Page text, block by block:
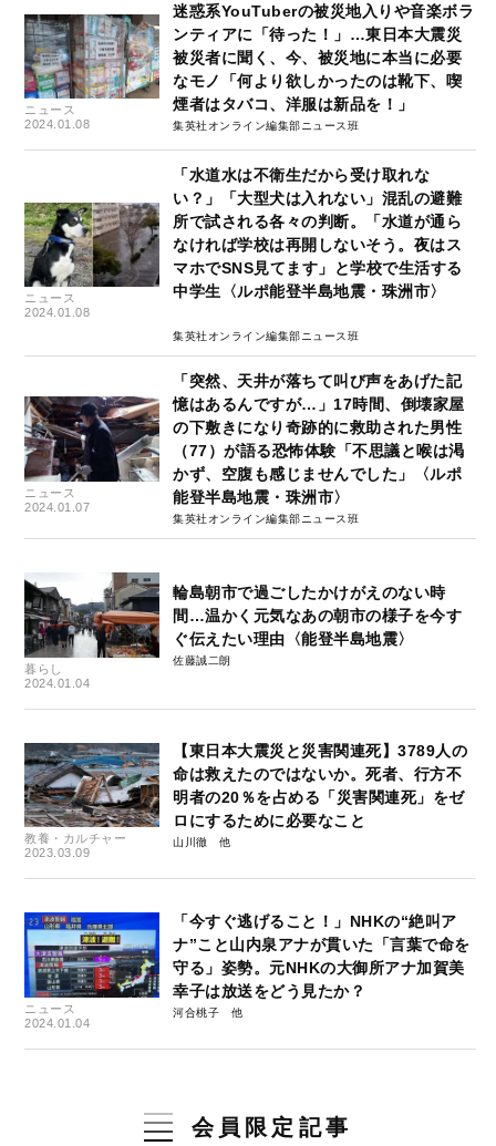
ニュース
2024.01.08
迷惑系YouTuberの被災地入りや音楽ボラ
ンティアに「待った！」…東日本大震災
被災者に聞く、今、被災地に本当に必要
なモノ「何より欲しかったのは靴下、喫
煙者はタバコ、洋服は新品を！」
集英社オンライン編集部ニュース班
ニュース
2024.01.08
「水道水は不衛生だから受け取れな
い？」「大型犬は入れない」混乱の避難
所で試される各々の判断。「水道が通ら
なければ学校は再開しないそう。夜はス
マホでSNS見てます」と学校で生活する
中学生〈ルポ能登半島地震・珠洲市〉
集英社オンライン編集部ニュース班
ニュース
2024.01.07
「突然、天井が落ちて叫び声をあげた記
憶はあるんですが…」17時間、倒壊家屋
の下敷きになり奇跡的に救助された男性
（77）が語る恐怖体験「不思議と喉は渇
かず、空腹も感じませんでした」〈ルポ
能登半島地震・珠洲市〉
集英社オンライン編集部ニュース班
暮らし
2024.01.04
輪島朝市で過ごしたかけがえのない時
間…温かく元気なあの朝市の様子を今す
ぐ伝えたい理由〈能登半島地震〉
佐藤誠二朗
教養・カルチャー
2023.03.09
【東日本大震災と災害関連死】3789人の
命は救えたのではないか。死者、行方不
明者の20％を占める「災害関連死」をゼ
ロにするために必要なこと
山川徹
ニュース
2024.01.04
「今すぐ逃げること！」NHKの“絶叫ア
ナ”こと山内泉アナが貫いた「言葉で命を
守る」姿勢。元NHKの大御所アナ加賀美
幸子は放送をどう見たか？
河合桃子
会員限定記事